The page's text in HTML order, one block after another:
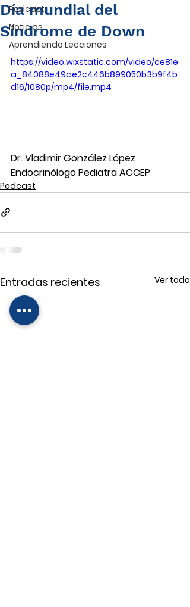
Podcast
Noticias
Aprendiendo Lecciones
Día mundial del
Síndrome de Down
https://video.wixstatic.com/video/ce81e
a_84088e49ae2c446b899050b3b9f4b
d16/1080p/mp4/file.mp4
Dr. Vladimir González López
Endocrinólogo Pediatra ACCEP
Podcast
Entradas recientes Ver todo